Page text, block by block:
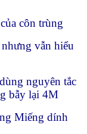
côn trùng
vẫn hiểu
nguyên tắc
bẫy lại 4M
Miếng dính